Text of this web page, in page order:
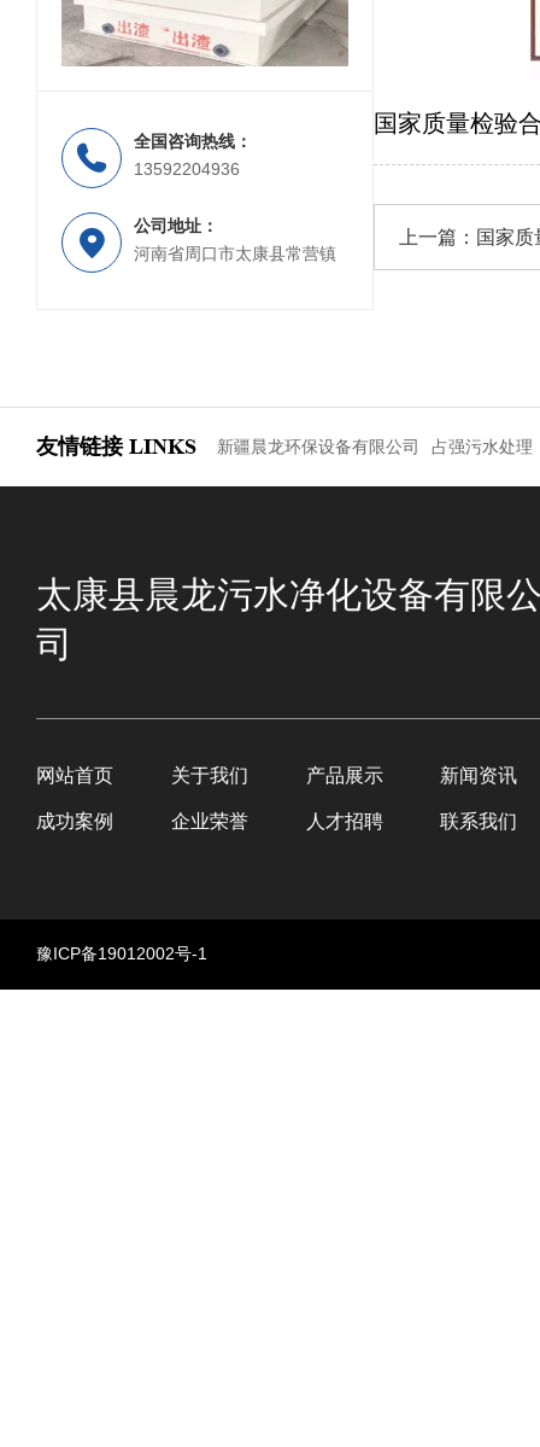
PP材质工业废水处理设备
全国咨询热线：
13592204936
公司地址：
河南省周口市太康县常营镇
国家质量检验
上一篇： 国家质
友情链接 LINKS 新疆晨龙环保设备有限公司 占强污水处理
太康县晨龙污水净化设备有限
司
网站首页 关于我们 产品展示 新闻资讯
成功案例 企业荣誉 人才招聘 联系我们
豫ICP备19012002号-1